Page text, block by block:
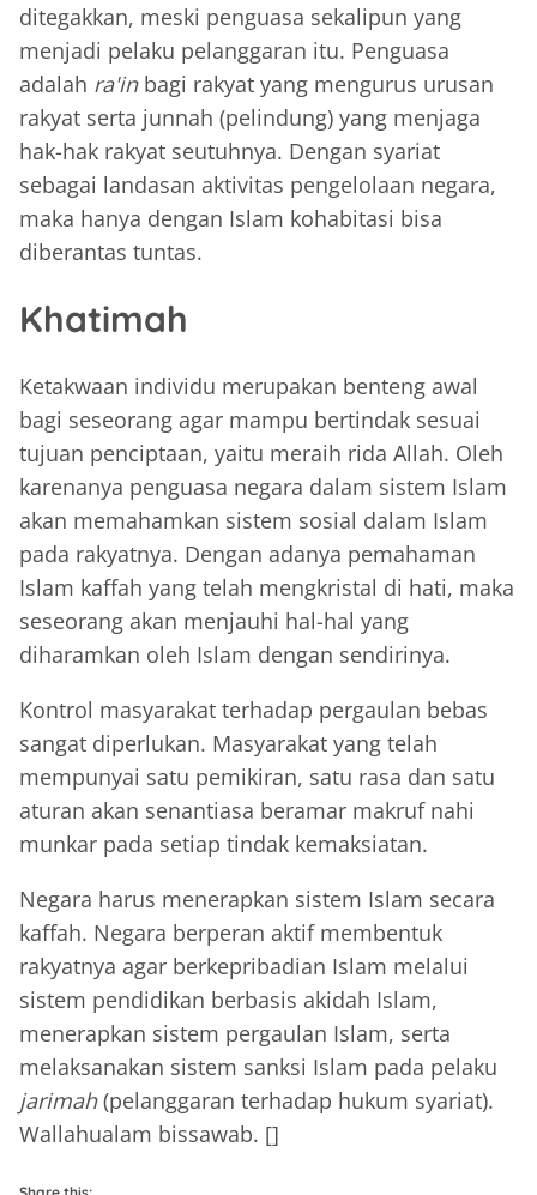
ditegakkan, meski penguasa sekalipun yang
menjadi pelaku pelanggaran itu. Penguasa
adalah ra'inbagi rakyat yang mengurus urusan
rakyat serta junnah (pelindung) yang menjaga
hak-hak rakyat seutuhnya. Dengan syariat
sebagai landasan aktivitas pengelolaan negara,
maka hanya dengan Islam kohabitasi bisa
diberantas tuntas.
Khatimah
Ketakwaan individu merupakan benteng awal
bagi seseorang agar mampu bertindak sesuai
tujuan penciptaan, yaitu meraih rida Allah. Oleh
karenanya penguasa negara dalam sistem Islam
akan memahamkan sistem sosial dalam Islam
pada rakyatnya. Dengan adanya pemahaman
Islam kaffah yang telah mengkristal di hati, maka
seseorang akan menjauhi hal-hal yang
diharamkan oleh Islam dengan sendirinya.
Kontrol masyarakat terhadap pergaulan bebas
sangat diperlukan. Masyarakat yang telah
mempunyai satu pemikiran, satu rasa dan satu
aturan akan senantiasa beramar makruf nahi
munkar pada setiap tindak kemaksiatan.
Negara harus menerapkan sistem Islam secara
kaffah. Negara berperan aktif membentuk
rakyatnya agar berkepribadian Islam melalui
sistem pendidikan berbasis akidah Islam,
menerapkan sistem pergaulan Islam, serta
melaksanakan sistem sanksi Islam pada pelaku
jarimah(pelanggaran terhadap hukum syariat).
Wallahualam bissawab. []